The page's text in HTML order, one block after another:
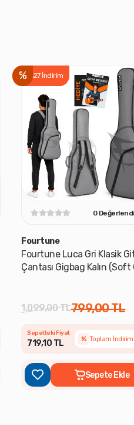
% %27 İndirim
0
Fourtune
Fourtune Luca Gri Klasik
Çantası Gigbag Kalın (Soft
1.099,00 TL799,00 TL
Sepetteki Fiyat
719,10 TL % Toplam İndirim
Sepete Ekle